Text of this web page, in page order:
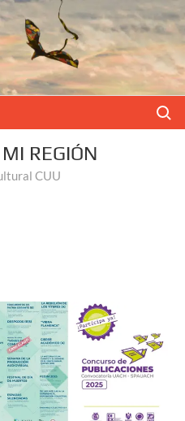
REGIÓN
CUU